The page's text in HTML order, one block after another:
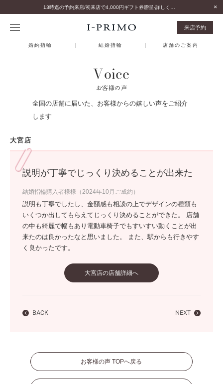
来店予約
婚約指輪 結婚指輪 店舗のご案内
Voice
お客様の声
全国の店舗に届いた、お客様からの嬉しい声をご紹介
します
大宮店
説明が丁寧でじっくり決めることが出来た
結婚指輪購入者様様（2024年10月ご成約）
説明も丁寧でしたし、金額感も相談の上でデザインの種類も
いくつか出してもらえてじっくり決めることができた。 店舗
の中も綺麗で幅もあり電動車椅子でもすいすい動くことが出
来たのは良かったなと思いました。 また、駅からも行きやす
く良かったです。
大宮店の店舗詳細へ
BACK NEXT
お客様の声 TOPへ戻る